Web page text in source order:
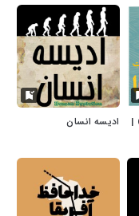
Chichaka podcast |
ادیسه انسان